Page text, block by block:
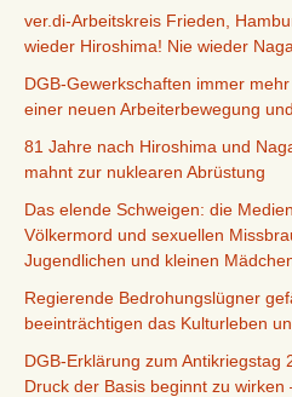
ver.di-Arbeitskreis Frieden,
wieder Hiroshima! Nie wieder
DGB-Gewerkschaften immer
einer neuen Arbeiterbewegung
81 Jahre nach Hiroshima und
mahnt zur nuklearen Abrüstung
Das elende Schweigen: die
Völkermord und sexuellen
Jugendlichen und kleinen
Regierende Bedrohungslügner
beeinträchtigen das Kulturleben
DGB-Erklärung zum Antikriegstag
Druck der Basis beginnt zu